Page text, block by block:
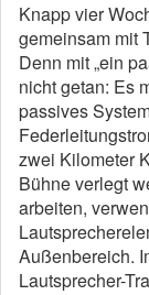
Knapp vier
gemeinsam mit
Denn mit „ein
nicht getan: Es
passives
zwei Kilometer
Bühne verlegt
arbeiten,
Außenbereich.
Lautsprecher-